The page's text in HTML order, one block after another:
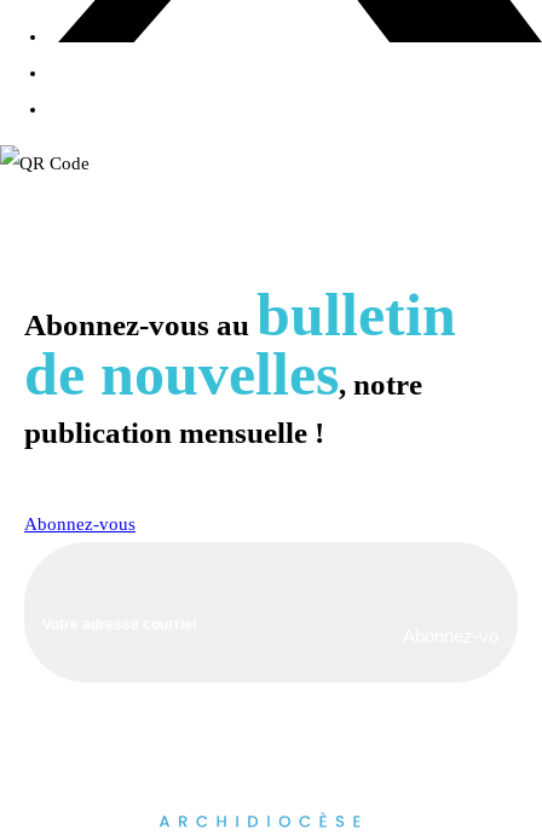
Abonnez-vous au bulletin
de nouvelles, notre
publication mensuelle !
Abonnez-vous